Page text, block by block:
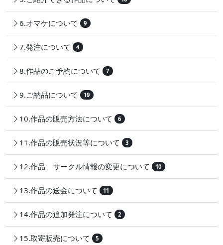
6.オマケについて 9
7.発注について 4
8.作品のご予約について 7
9.ご納品について 19
10.作品の販売方法について 6
11.作品の販売状況等について 3
12.作品、サークル情報の変更について 10
13.作品の送金について 11
14.作品の追加発注について 2
15.取寄販売について 5